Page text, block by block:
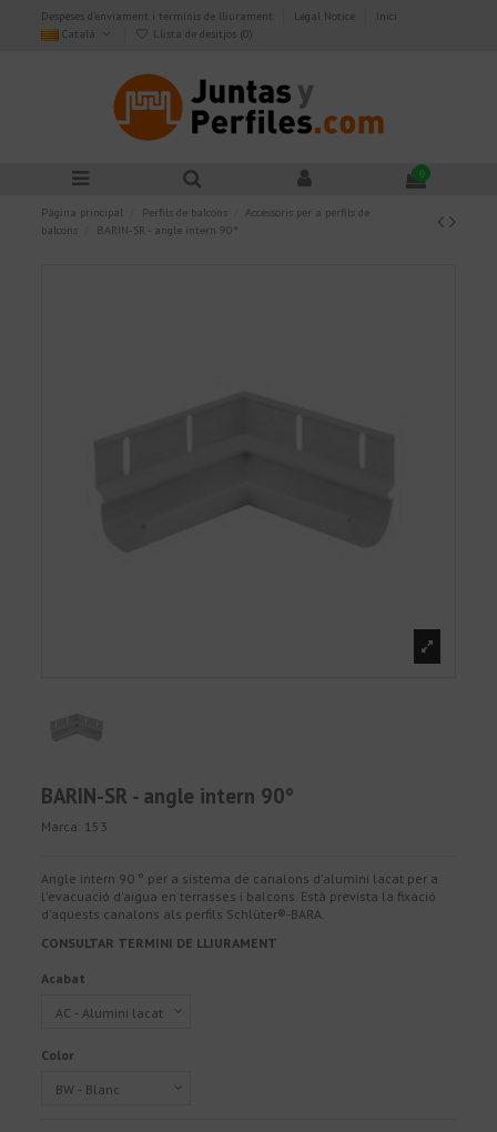
Despeses d'enviament i terminis de lliurament Legal Notice
Inici
Català
Llista de desitjos (0)
0
Pàgina principal Perfils de balcons
Accessoris per a perfils de
balcons
BARIN-SR - angle intern 90°
BARIN-SR - angle intern 90°
Marca: 153
Angle intern 90 ° per a sistema de canalons d'alumini lacat per a
l'evacuació d'aigua en terrasses i balcons. Està prevista la fixació
d'aquests canalons als perfils Schlüter®-BARA.
CONSULTAR TERMINI DE LLIURAMENT
Acabat
Color